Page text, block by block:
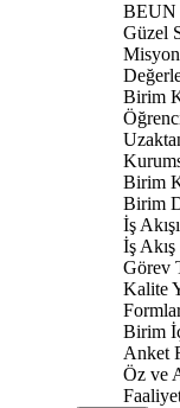
BEUN
Güzel
Birim
Birim
Birim
İş Akışı
İş
Görev
Kalite
Birim
Anket
Öz ve